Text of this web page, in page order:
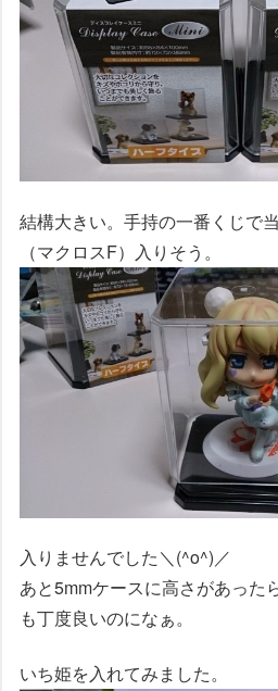
結構大きい。手持の一番くじで
（マクロスF）入りそう。
入りませんでした＼(^o^)／
あと5mmケースに高さがあった
も丁度良いのになぁ。
いち姫を入れてみました。